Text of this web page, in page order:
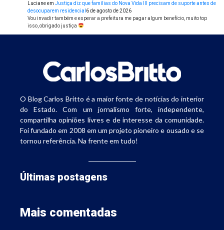
Lucianeem Justiça diz que famílias do Nova Vida III precisam de suporte antes de
desocuparem residencial 6 de agosto de 2026
Vou invadir também e esperar a prefeitura me pagar algum benefício, muito top
isso, obrigado justiça
O Blog Carlos Britto é a maior fonte de notícias do interior
do Estado. Com um jornalismo forte, independente,
compartilha opiniões livres e de interesse da comunidade.
Foi fundado em 2008 em um projeto pioneiro e ousado e se
tornou referência. Na frente em tudo!
Últimas postagens
Mais comentadas